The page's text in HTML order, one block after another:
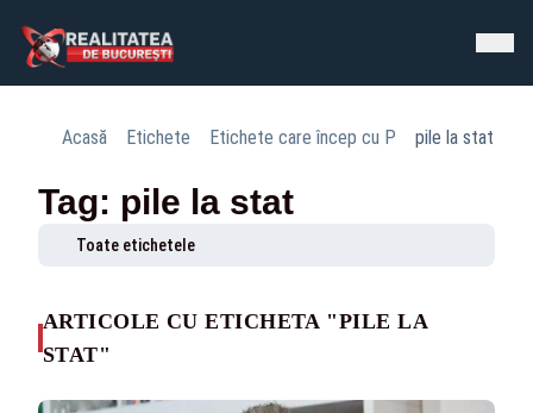
Acasă Etichete Etichete care încep cu P pile la stat
Tag: pile la stat
Toate etichetele
ARTICOLE CU ETICHETA "PILE LA
STAT"